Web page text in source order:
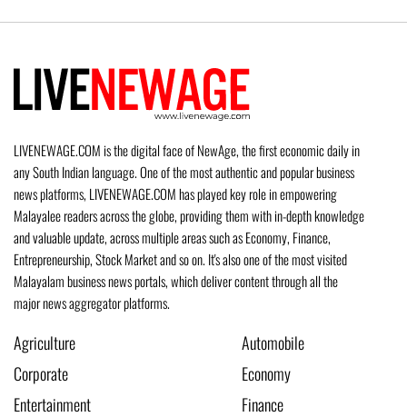
LIVENEWAGE.COM is the digital face of NewAge, the first economic daily in
any South Indian language. One of the most authentic and popular business
news platforms, LIVENEWAGE.COM has played key role in empowering
Malayalee readers across the globe, providing them with in-depth knowledge
and valuable update, across multiple areas such as Economy, Finance,
Entrepreneurship, Stock Market and so on. It's also one of the most visited
Malayalam business news portals, which deliver content through all the
major news aggregator platforms.
Agriculture
Automobile
Corporate
Economy
Entertainment
Finance